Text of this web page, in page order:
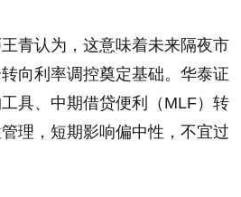
青认为，这意味着未来隔夜市
向利率调控奠定基础。华泰证
具、中期借贷便利（MLF）转
理，短期影响偏中性，不宜过